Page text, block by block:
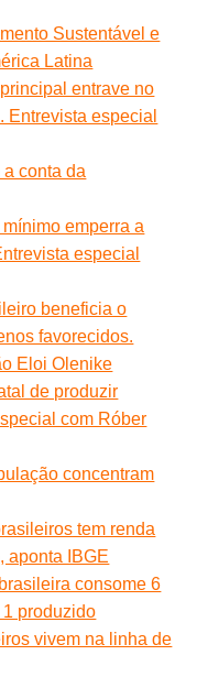
Sustentável e
Latina
entrave no
Entrevista especial
conta da
emperra a
especial
beneficia o
favorecidos.
Eloi Olenike
de produzir
com Róber
concentram
tem renda
aponta IBGE
consome 6
1 produzido
vivem na linha de